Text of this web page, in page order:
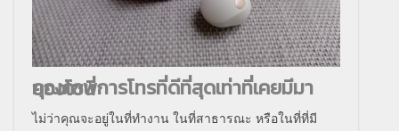
คุณภาพการโทรที่ดีที่สุดเท่าที่เคยมีมาของโซนี่
ไม่ว่าคุณจะอยู่ในที่ทำงาน ในที่สาธารณะ หรือในที่ที่มี